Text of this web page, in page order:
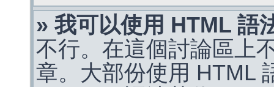
» 我可以使用 HTML 語
不行。在這個討論區上
章。大部份使用 HTML